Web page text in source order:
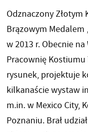
Odznaczony Złotym
Brązowym Medalem
w 2013 r. Obecnie
Pracownię
rysunek, projektuje
kilkanaście wystaw
m.in. w Mexico City,
Poznaniu. Brał